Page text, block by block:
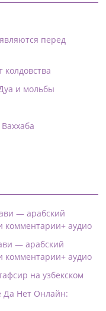
перед
колдовства
и мольбы
— арабский
комментарии+ аудио
— арабский
комментарии+ аудио
на узбекском
Да Нет Онлайн: